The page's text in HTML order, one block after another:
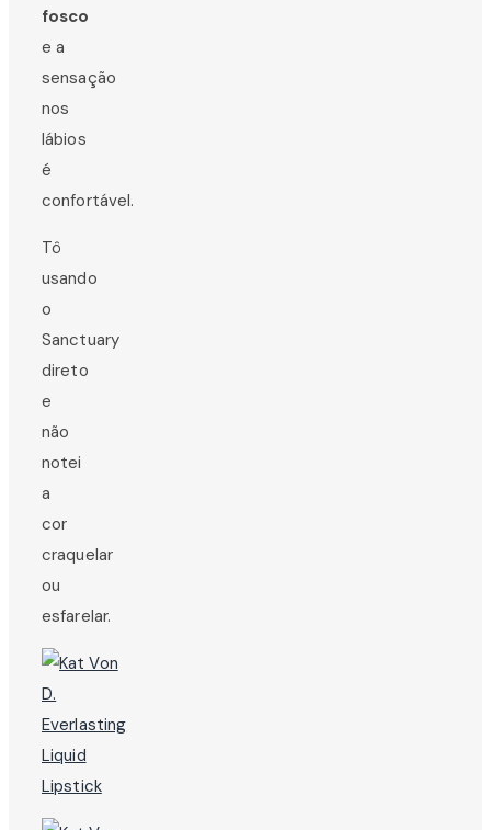
fosco
e a
sensação
nos
lábios
é
confortável.
Tô
usando
o
Sanctuary
direto
e
não
notei
a
cor
craquelar
ou
esfarelar.